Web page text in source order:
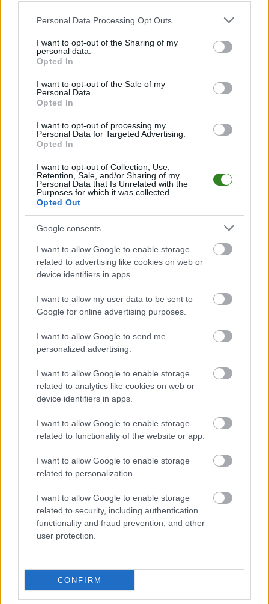
Please note that this website/app uses one or more Google
not limited to your visit or usage behaviour. You may click to
grant or deny consent to Google and its third-party tags to
use your data for below specified purposes in below Google
consent section.
Personal Data Processing Opt Outs
I want to opt-out of the Sharing of my
personal data.
Opted In
I want to opt-out of the Sale of my
Personal Data.
Opted In
I want to opt-out of processing my
Personal Data for Targeted Advertising.
Opted In
I want to opt-out of Collection, Use,
Retention, Sale, and/or Sharing of my
Personal Data that Is Unrelated with the
Purposes for which it was collected.
Opted Out
Google consents
I want to allow Google to enable storage
related to advertising like cookies on web or
device identifiers in apps.
I want to allow my user data to be sent to
Google for online advertising purposes.
I want to allow Google to send me
personalized advertising.
I want to allow Google to enable storage
related to analytics like cookies on web or
device identifiers in apps.
I want to allow Google to enable storage
related to functionality of the website or app.
I want to allow Google to enable storage
related to personalization.
I want to allow Google to enable storage
related to security, including authentication
functionality and fraud prevention, and other
user protection.
CONFIRM
PGE Budowlani Łódź
MOYA Radomka Radom
MOYA Radomka Radom
P
ECO HARPOON LOS Nowy Dwór Mazowiecki
Metalkas Pałac Bydgoszcz vs. MOYA Radomka Radom
W przypadku spotkań siatkarskich takich jak mecz rozgrywek
TauronLiga Metalkas Pałac Bydgoszcz - MOYA Radomka Radom
niezwykle istotne są nie tylko same wyniki setów, ale również dyspozycja
drużyn, skuteczność ataku, liczba bloków i zagrywek. Na naszej stronie
sukcesywnie rozbudowujemy bazę danych, by te informacje również się
Zależy nam, abyś miał pełny obraz rywalizacji wTauronLiga. Pracujemy
nad wprowadzeniemszczegółowych statystyk indywidualnych
zaawansowanej analizy meczowej
Historia bezpośrednich meczów (TauronLiga)
znajdziesz także
historię bezpośrednich meczów
pomiędzy tymi
aktualną tabelę TauronLiga
PodkarpacieLive.plzapewnia dostęp do danych meczowych,
terminów spotkań, wyników oraz aktualnych zestawień ligowych. Na
naszej stronie znajdziesz także rozmowy z zawodnikami, wywiady, a także
Jeżeli interesują Cię inne mecze tej kolejki lub wyniki Twojej ulubionej
drużyny - skorzystaj z naszej wyszukiwarki lub przejdź do sekcji
Asseco Resovia| Developres Rzeszów |ITA TOOLS Stal Mielec
Cellfast Wilki Krosno| Texom Stal Rzeszów|Stal Mielec
Motor Lublin|Stal Rzeszów| Stal Stalowa Wola|Wisła Kraków
Resovia|Wieczysta Kraków
Mecze dziś Wyniki LIVE Transmisje